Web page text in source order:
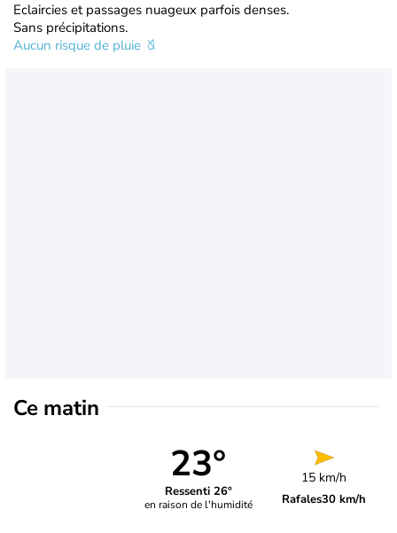
Eclaircies et passages nuageux parfois denses.
Sans précipitations.
Aucun risque de pluie
Ce matin
23°
Ressenti 26°
en raison de l'humidité
15 km/h
Rafales30 km/h